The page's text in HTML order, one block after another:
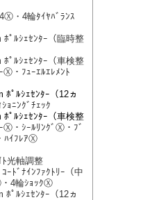
4輪ﾀｲﾔﾊﾞﾗﾝｽ
ﾟﾙｼｪｾﾝﾀｰ（臨時整
ﾟﾙｼｪｾﾝﾀｰ（車検整
Ⓧ・ﾌｭｰｴﾙｴﾚﾒﾝﾄ
ﾎﾟﾙｼｪｾﾝﾀｰ（12ヵ
ｮﾆﾝｸﾞﾁｪｯｸ
ﾟﾙｼｪｾﾝﾀｰ（車検整
Ⓧ・ｼｰﾙﾘﾝｸﾞⓍ・ﾌﾞ
ﾊｲﾌﾚｱⓍ
軸調整
ﾄﾞﾅｲﾝﾌｧｸﾄﾘｰ（中
・4輪ｼｮｯｸⓍ
ﾎﾟﾙｼｪｾﾝﾀｰ（12ヵ